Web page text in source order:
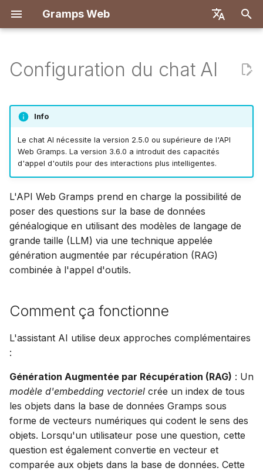
Gramps Web
Deutsch
Español
简体中文
Tiếng Việt
Türkçe
Русский
Português
日本語
Dansk
s
a
i
n
d
e
l
a
r
e
c
Fonctionnalités
Déployer avec Docker
Docker avec Let's Encrypt
DigitalOcean
TrueNAS
Comment ça fonctionne
Installation des
dépendances requises
Activation de la recherche
sémantique
Configuration d'un
fournisseur de LLM
Utilisation d'un LLM
hébergé via l'API OpenAI
Utilisation d'un LLM local
Introduction
Créer un compte
propriétaire
Importer des données
Exporter des données
Gérer les utilisateurs
Paramètres
d'administration
Introduction
Premiers pas
Inscription
Première connexion
Explorer votre arbre
Recherche
Arbre généalogique
Chronologie
Carte
Modifier les données
Ajouter des fichiers
Identifier des personnes
Utiliser le blog
Gérer les tâches
Étiquettes
Modifier dans l'arbre
ADN
Vue d'ensemble
Correspondances ADN
Navigateur de
chromosomes
ADN-Y
Outils de recherche
Rapports
Signets
Historique
Historique des révisions
Avancé
Filtres GQL
Assistant IA
Recherche externe
Paramètres utilisateur
Raccourcis clavier
Notifications
Vue d'ensemble
Backend
Introduction
Configuration de
Spécification API
Requêtes manuelles
Frontend
Introduction
Configuration de
Architecture
Traduction
Configuration du chat AI
Info
Le chat AI nécessite la version 2.5.0 ou supérieure de l'API
Web Gramps. La version 3.6.0 a introduit des capacités
d'appel d'outils pour des interactions plus intelligentes.
L'API Web Gramps prend en charge la possibilité de
poser des questions sur la base de données
généalogique en utilisant des modèles de langage de
grande taille (LLM) via une technique appelée
génération augmentée par récupération (RAG)
combinée à l'appel d'outils.
Comment ça fonctionne
L'assistant AI utilise deux approches complémentaires
:
Génération Augmentée par Récupération (RAG) : Un
modèle d'embedding vectoriel crée un index de tous
les objets dans la base de données Gramps sous
forme de vecteurs numériques qui codent le sens des
objets. Lorsqu'un utilisateur pose une question, cette
question est également convertie en vecteur et
comparée aux objets dans la base de données. Cette